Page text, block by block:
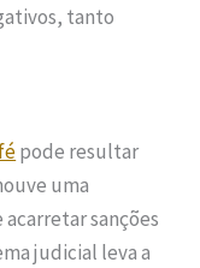
tanto
pode resultar
uma
sanções
judicial leva a